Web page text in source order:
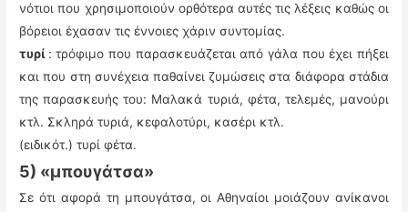
νότιοι που χρησιμοποιούν ορθότερα αυτές τις λέξεις καθώς οι
βόρειοι έχασαν τις έννοιες χάριν συντομίας.
τυρί : τρόφιμο που παρασκευάζεται από γάλα που έχει πήξει
και που στη συνέχεια παθαίνει ζυμώσεις στα διάφορα στάδια
της παρασκευής του: Mαλακά τυριά, φέτα, τελεμές, μανούρι
κτλ. Σκληρά τυριά, κεφαλοτύρι, κασέρι κτλ.
(ειδικότ.) τυρί φέτα.
5) «μπουγάτσα»
Σε ότι αφορά τη μπουγάτσα, οι Αθηναίοι μοιάζουν ανίκανοι